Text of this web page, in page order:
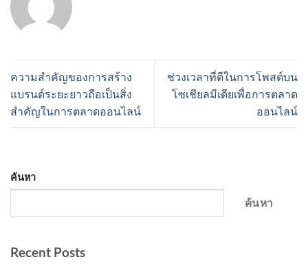
ความสำคัญของการสร้าง
แบรนด์ระยะยาวถือเป็นสิ่ง
สำคัญในการตลาดออนไลน์
ช่วงเวลาที่ดีในการโพสต์บน
โซเชียลมีเดียเพื่อการตลาด
ออนไลน์
ค้นหา
ค้นหา
Recent Posts